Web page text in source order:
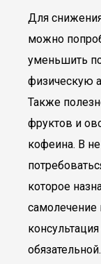
Для
можно
уменьшить
физическую
Также
фруктов и
кофеина. В
которое
обязательной.